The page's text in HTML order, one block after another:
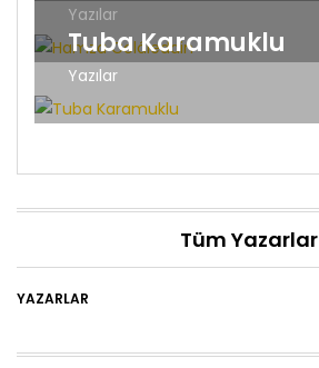
Yazılar
Tuba Karamuklu
Yazılar
Tüm Yazarlar
YAZARLAR